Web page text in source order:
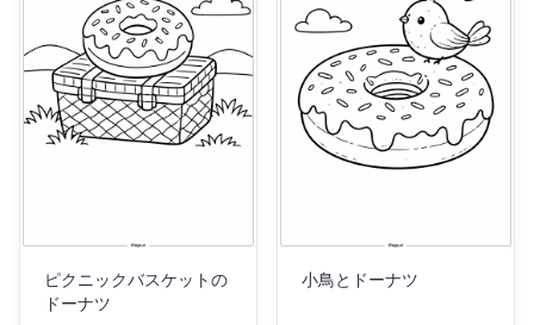
ピクニックバスケットの
ドーナツ
小鳥とドーナツ